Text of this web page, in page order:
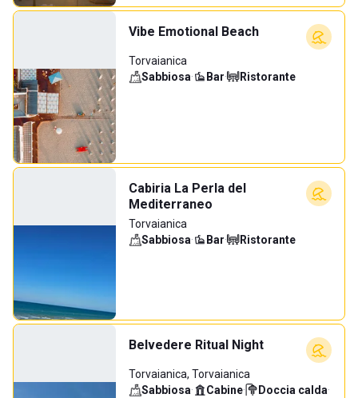
Vibe Emotional Beach
Torvaianica
Sabbiosa· Bar· Ristorante
Cabiria La Perla del
Mediterraneo
Torvaianica
Sabbiosa· Bar· Ristorante
Belvedere Ritual Night
Torvaianica, Torvaianica
Sabbiosa· Cabine· Doccia calda·